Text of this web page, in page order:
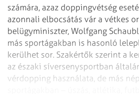
számára, azaz doppingvétség
azonnali elbocsátás vár a vétkes
belügyminiszter, Wolfgang
más sportágakban is hasonló
kerülhet sor. Szakértők szerint a
az északi síversenysportban
vérdopping használata, de más